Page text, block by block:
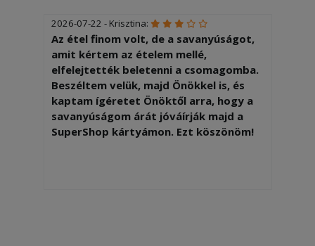
2026-07-22 - Krisztina:
Az étel finom volt, de a savanyúságot,
amit kértem az ételem mellé,
elfelejtették beletenni a csomagomba.
Beszéltem velük, majd Önökkel is, és
kaptam ígéretet Önöktől arra, hogy a
savanyúságom árát jóváírják majd a
SuperShop kártyámon. Ezt köszönöm!